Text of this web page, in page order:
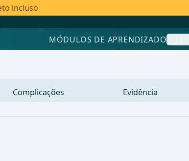
incluso
MÓDULOS DE APRENDIZADO
Complicações Evidência